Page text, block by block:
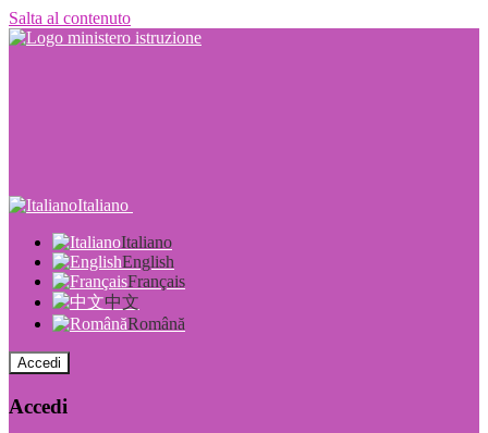
Salta al contenuto
Italiano
Italiano
English
Français
中文
Română
Accedi
Accedi